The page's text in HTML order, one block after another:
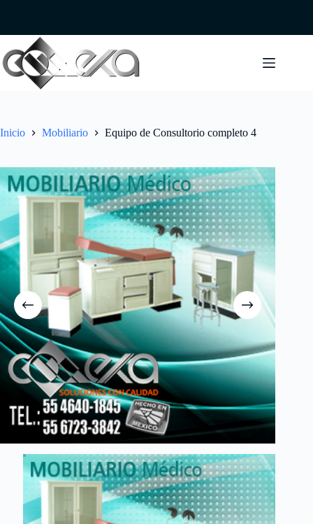
Inicio Mobiliario Equipo de Consultorio completo 4